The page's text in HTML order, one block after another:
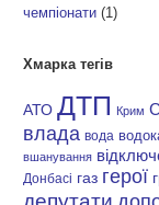
чемпіонати (1)
Хмарка тегів
АТО ДТП Крим
влада вода
вшанування
Донбасі газ герої